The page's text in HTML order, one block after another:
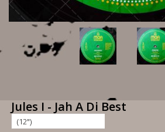
Jules I - Jah A Di Best